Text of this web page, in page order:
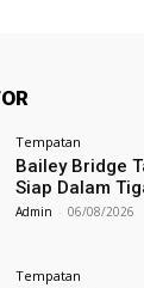
Tempatan
Bailey Bridge
Siap Dalam
Admin - 06/08/2026
Tempatan